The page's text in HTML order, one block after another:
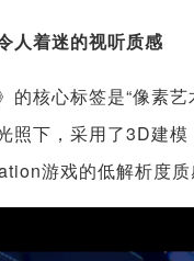
人着迷的视听质感
的核心标签是“像
照下，采用了3D建
游戏的低解析度